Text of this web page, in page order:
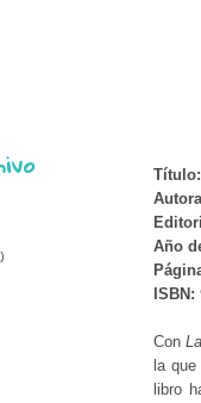
Título:
Año
ISBN:
Con
la
libro